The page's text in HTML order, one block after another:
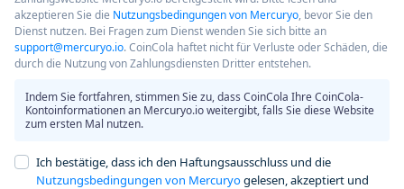
akzeptieren Sie die Nutzungsbedingungen von Mercuryo, bevor Sie den
Dienst nutzen. Bei Fragen zum Dienst wenden Sie sich bitte an
support@mercuryo.io. CoinCola haftet nicht für Verluste oder Schäden, die
durch die Nutzung von Zahlungsdiensten Dritter entstehen.
Indem Sie fortfahren, stimmen Sie zu, dass CoinCola Ihre CoinCola-
Kontoinformationen an Mercuryo.io weitergibt, falls Sie diese Website
zum ersten Mal nutzen.
Ich bestätige, dass ich den Haftungsausschluss und die
Nutzungsbedingungen von Mercuryogelesen, akzeptiert und